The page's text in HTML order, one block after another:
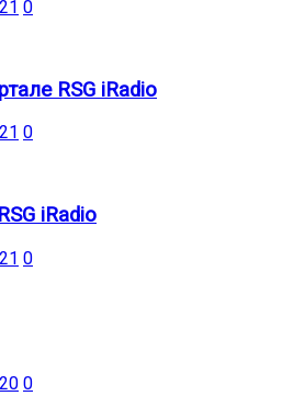
0
RSG iRadio
0
iRadio
0
0